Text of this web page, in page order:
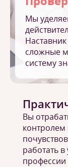
Мы
сложные
систему
Вы
контролем
работать
профессии